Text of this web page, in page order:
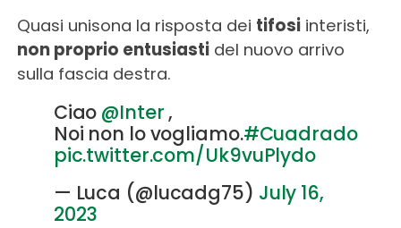
Quasi unisona la risposta dei tifosiinteristi,
non proprio entusiastidel nuovo arrivo
sulla fascia destra.
Ciao @Inter ,
Noi non lo vogliamo.#Cuadrado
pic.twitter.com/Uk9vuPlydo
— Luca (@lucadg75) July 16,
2023